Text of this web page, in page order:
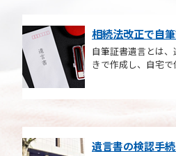
相続法改正で自
自筆証書遺言とは
きで作成し、自宅
遺言書の検認手